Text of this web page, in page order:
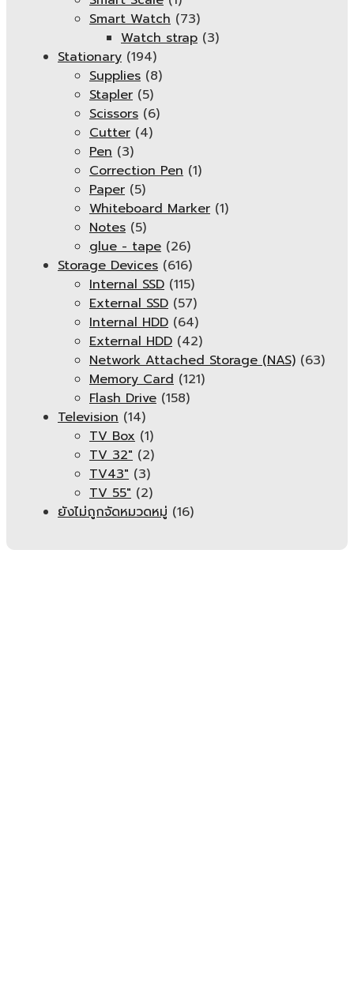
Smart Watch (73)
Watch strap (3)
Stationary (194)
Supplies (8)
Stapler (5)
Scissors (6)
Cutter (4)
Pen (3)
Correction Pen (1)
Paper (5)
Whiteboard Marker (1)
Notes (5)
glue - tape (26)
Storage Devices (616)
Internal SSD (115)
External SSD (57)
Internal HDD (64)
External HDD (42)
Network Attached Storage (NAS) (63)
Memory Card (121)
Flash Drive (158)
Television (14)
TV Box (1)
TV 32" (2)
TV43" (3)
TV 55" (2)
ยังไม่ถูกจัดหมวดหมู่ (16)